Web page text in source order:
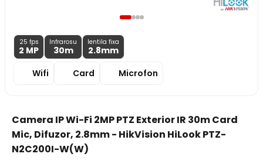
25 fps
2 MP
Infrarosu
30m
lentila fixa
2.8mm
Wifi
Card Microfon
Camera IP Wi-Fi 2MP PTZ Exterior IR 30m Card
Mic, Difuzor, 2.8mm - HikVision HiLook PTZ-
N2C200I-W(W)